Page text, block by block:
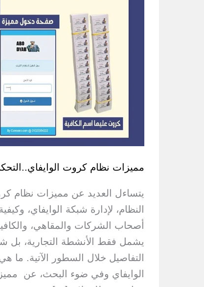
مميزات نظام كروت
يتساءل العديد عن مميزات نظام
النظام، لإدارة شبكة الوايفاي،
أصحاب الشركات والمقاهي،
يشمل فقط الأنشطة التجارية، بل
التفاصيل خلال السطور الآتية.
الوايفاي وفي ضوء البحث، عن